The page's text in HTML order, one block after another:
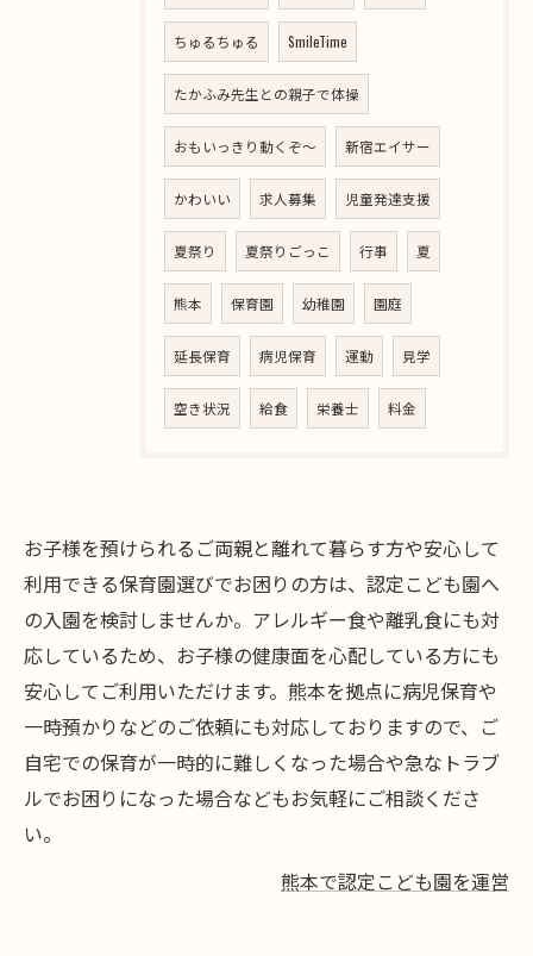
ちゅるちゅる SmileTime
たかふみ先生との親子で体操
おもいっきり動くぞ～ 新宿エイサー
かわいい 求人募集 児童発達支援
夏祭り 夏祭りごっこ 行事 夏
熊本 保育園 幼稚園 園庭
延長保育 病児保育 運動 見学
空き状況 給食 栄養士 料金
お子様を預けられるご両親と離れて暮らす方や安心して
利用できる保育園選びでお困りの方は、認定こども園へ
の入園を検討しませんか。アレルギー食や離乳食にも対
応しているため、お子様の健康面を心配している方にも
安心してご利用いただけます。熊本を拠点に病児保育や
一時預かりなどのご依頼にも対応しておりますので、ご
自宅での保育が一時的に難しくなった場合や急なトラブ
ルでお困りになった場合などもお気軽にご相談くださ
い。
熊本で認定こども園を運営